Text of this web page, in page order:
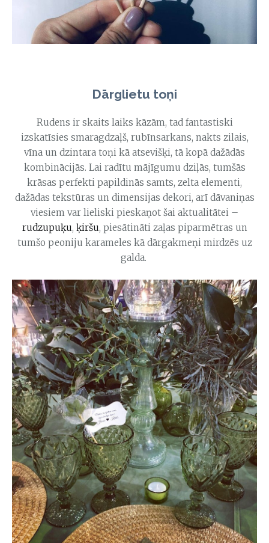
Dārglietu toņi
Rudens ir skaits laiks kāzām, tad fantastiski
izskatīsies smaragdzaļš, rubīnsarkans, nakts zilais,
vīna un dzintara toņi kā atsevišķi, tā kopā dažādās
kombinācijās. Lai radītu mājīgumu dziļās, tumšās
krāsas perfekti papildinās samts, zelta elementi,
dažādas tekstūras un dimensijas dekori, arī dāvaniņas
viesiem var lieliski pieskaņot šai aktualitātei –
rudzupuķu, ķiršu, piesātināti zaļas piparmētras un
tumšo peoniju karameles kā dārgakmeņi mirdzēs uz
galda.